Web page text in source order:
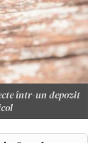
într-un depozit